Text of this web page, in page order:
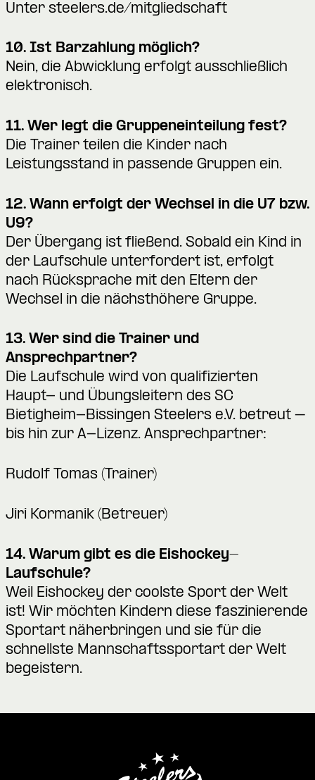
Unter steelers.de/mitgliedschaft
10. Ist Barzahlung möglich?
Nein, die Abwicklung erfolgt ausschließlich
elektronisch.
11. Wer legt die Gruppeneinteilung fest?
Die Trainer teilen die Kinder nach
Leistungsstand in passende Gruppen ein.
12. Wann erfolgt der Wechsel in die U7 bzw.
U9?
Der Übergang ist fließend. Sobald ein Kind in
der Laufschule unterfordert ist, erfolgt
nach Rücksprache mit den Eltern der
Wechsel in die nächsthöhere Gruppe.
13. Wer sind die Trainer und
Ansprechpartner?
Die Laufschule wird von qualifizierten
Haupt- und Übungsleitern des SC
Bietigheim-Bissingen Steelers e.V. betreut –
bis hin zur A-Lizenz. Ansprechpartner:
Rudolf Tomas (Trainer)
Jiri Kormanik (Betreuer)
14. Warum gibt es die Eishockey-
Laufschule?
Weil Eishockey der coolste Sport der Welt
ist! Wir möchten Kindern diese faszinierende
Sportart näherbringen und sie für die
schnellste Mannschaftssportart der Welt
begeistern.